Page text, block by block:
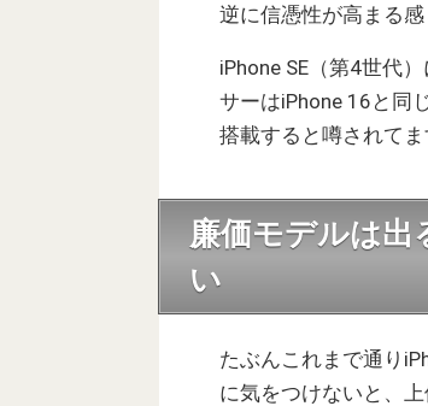
逆に信憑性が高まる
iPhone SE（第4世代
サーはiPhone 16と同
搭載すると噂されてま
廉価モデルは出
い
たぶんこれまで通り
に気をつけないと、